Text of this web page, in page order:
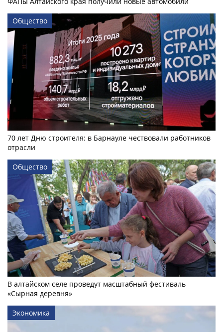
Общество
70 лет Дню строителя: в Барнауле чествовали работников
отрасли
Общество
В алтайском селе проведут масштабный фестиваль
«Сырная деревня»
Экономика